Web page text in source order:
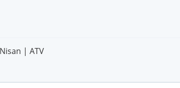
| ATV